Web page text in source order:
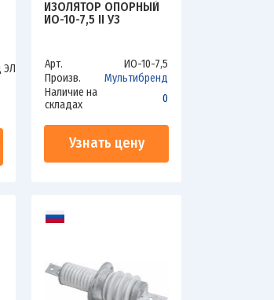
0
ИЗОЛЯТОР ОПОРНЫЙ
ИО-10-7,5 II У3
Арт.
ИО-10-7,5
Произв.
Мультибренд
Наличие на
складах
0
Узнать цену